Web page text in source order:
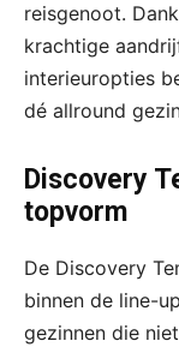
reisgenoot.
krachtige
interieuropties
dé allround
Discovery
topvorm
De Discovery
binnen de line-
gezinnen die